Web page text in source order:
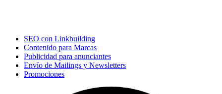
SEO con Linkbuilding
Contenido para Marcas
Publicidad para anunciantes
Envío de Mailings y Newsletters
Promociones